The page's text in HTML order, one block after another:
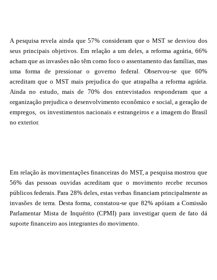
A pesquisa revela ainda que 57% consideram que o MST se desviou dos
seus principais objetivos. Em relação a um deles, a reforma agrária, 66%
acham que as invasões não têm como foco o assentamento das famílias, mas
uma forma de pressionar o governo federal. Observou-se que 60%
acreditam que o MST mais prejudica do que atrapalha a reforma agrária.
Ainda no estudo, mais de 70% dos entrevistados responderam que a
organização prejudica o desenvolvimento econômico e social, a geração de
empregos,
os investimentos nacionais e estrangeiros e a imagem do Brasil
no exterior.
Em relação às movimentações financeiras do MST, a pesquisa mostrou que
56% das pessoas ouvidas acreditam que o movimento recebe recursos
públicos federais. Para 28% deles, estas verbas financiam principalmente as
invasões de terra. Desta forma, constatou-se que 82% apóiam a Comissão
Parlamentar Mista de Inquérito (CPMI) para investigar quem de fato dá
suporte financeiro aos integrantes do movimento.